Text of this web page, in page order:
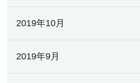
2019年10月
2019年9月